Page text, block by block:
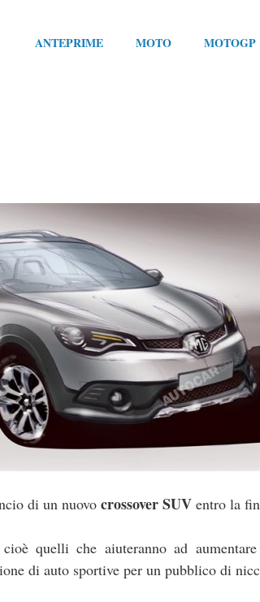
ANTEPRIME MOTO MOTOGP
di un nuovo crossover SUV entro la
quelli che aiuteranno ad
di auto sportive per un pubblico di